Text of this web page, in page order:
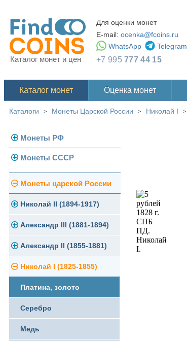
Каталог монет и цен
Для оценки монет
E-mail: ocenka@fcoins.ru
WhatsApp
Telegram
+7 995777 44 15
Каталог монет Оценка монет
Каталоги > Монеты Царской России > Николай I >
Монеты РФ
Современная Россия
Монеты 1991-1993 гг.
Памятные и юбилейные
Монеты СССР
Погодовка СССР
Монеты 1958 года
Золотые червонцы
Памятные и юбилейные
Монеты царской России
Николай II (1894-1917)
Золото
Серебро
Медь
Германская оккупация
Для Финляндии
Памятные и донативные
Александр III (1881-1894)
Золото
Серебро
Медь
Для Финляндии
Памятные и донативные
Александр II (1855-1881)
Золото
Серебро
Медь
Для Финляндии
Николай I (1825-1855)
Платина, золото
Серебро
Медь